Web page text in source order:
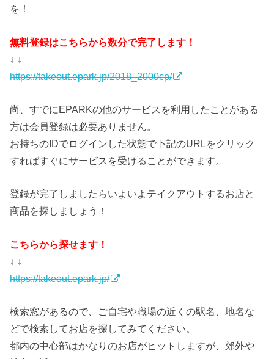
を！
無料登録はこちらから数分で完了します！
↓ ↓
https://takeout.epark.jp/2018_2000cp/
尚、すでにEPARKの他のサービスを利用したことがある
方は会員登録は必要ありません。
お持ちのIDでログインした状態で下記のURLをクリック
すればすぐにサービスを受けることができます。
登録が完了しましたらいよいよテイクアウトするお店と
商品を探しましょう！
こちらから探せます！
↓ ↓
https://takeout.epark.jp/
検索窓があるので、ご自宅や職場の近くの駅名、地名な
どで検索してお店を探してみてください。
都内の中心部はかなりのお店がヒットしますが、郊外や